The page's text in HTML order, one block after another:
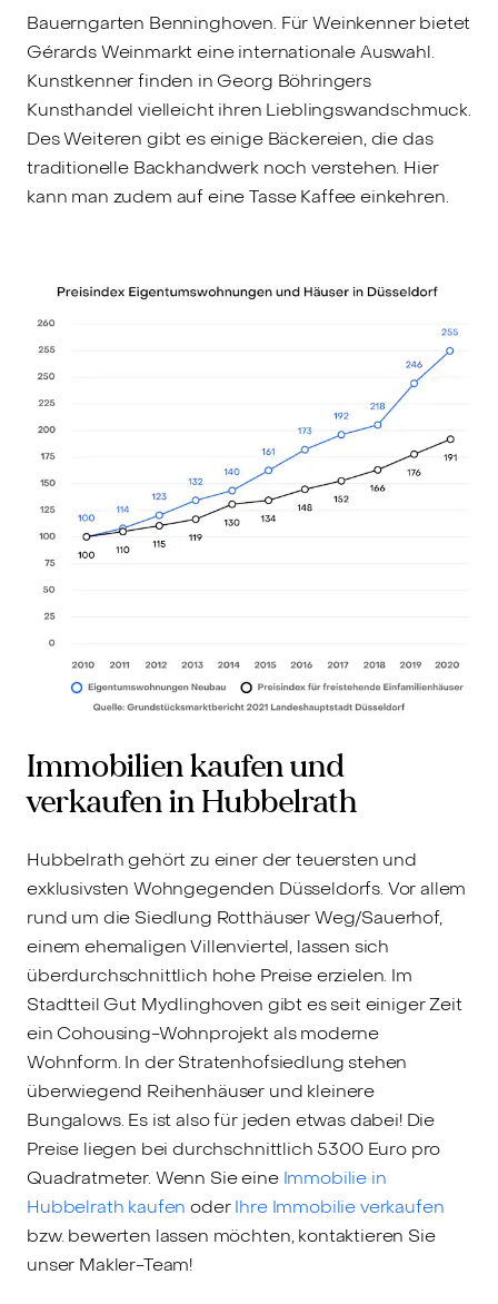
Bauerngarten Benninghoven. Für Weinkenner bietet
Gérards Weinmarkt eine internationale Auswahl.
Kunstkenner finden in Georg Böhringers
Kunsthandel vielleicht ihren Lieblingswandschmuck.
Des Weiteren gibt es einige Bäckereien, die das
traditionelle Backhandwerk noch verstehen. Hier
kann man zudem auf eine Tasse Kaffee einkehren.
Immobilien kaufen und
verkaufen in Hubbelrath
Hubbelrath gehört zu einer der teuersten und
exklusivsten Wohngegenden Düsseldorfs. Vor allem
rund um die Siedlung Rotthäuser Weg/Sauerhof,
einem ehemaligen Villenviertel, lassen sich
überdurchschnittlich hohe Preise erzielen. Im
Stadtteil Gut Mydlinghoven gibt es seit einiger Zeit
ein Cohousing-Wohnprojekt als moderne
Wohnform. In der Stratenhofsiedlung stehen
überwiegend Reihenhäuser und kleinere
Bungalows. Es ist also für jeden etwas dabei! Die
Preise liegen bei durchschnittlich 5300 Euro pro
Quadratmeter. Wenn Sie eine Immobilie in
Hubbelrath kaufen oderIhre Immobilie verkaufen
bzw. bewerten lassen möchten, kontaktieren Sie
unser Makler-Team!